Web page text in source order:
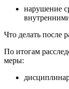
нарушение
Что делать после
По итогам
меры: